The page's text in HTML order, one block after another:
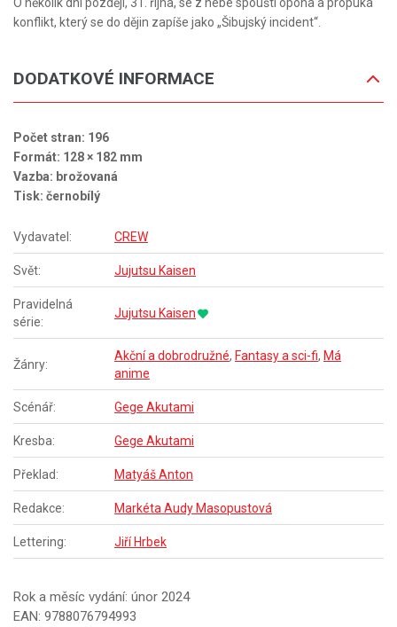
konflikt, který se do dějin zapíše jako „Šibujský incident“.
DODATKOVÉ INFORMACE
Počet stran: 196
Formát: 128 × 182 mm
Vazba: brožovaná
Tisk: černobílý
Vydavatel: CREW
Svět: Jujutsu Kaisen
Pravidelná
série:
Jujutsu Kaisen
Žánry:
Akční a dobrodružné, Fantasy a sci-fi, Má
anime
Scénář: Gege Akutami
Kresba: Gege Akutami
Překlad: Matyáš Anton
Redakce: Markéta Audy Masopustová
Lettering: Jiří Hrbek
Rok a měsíc vydání: únor 2024
EAN: 9788076794993